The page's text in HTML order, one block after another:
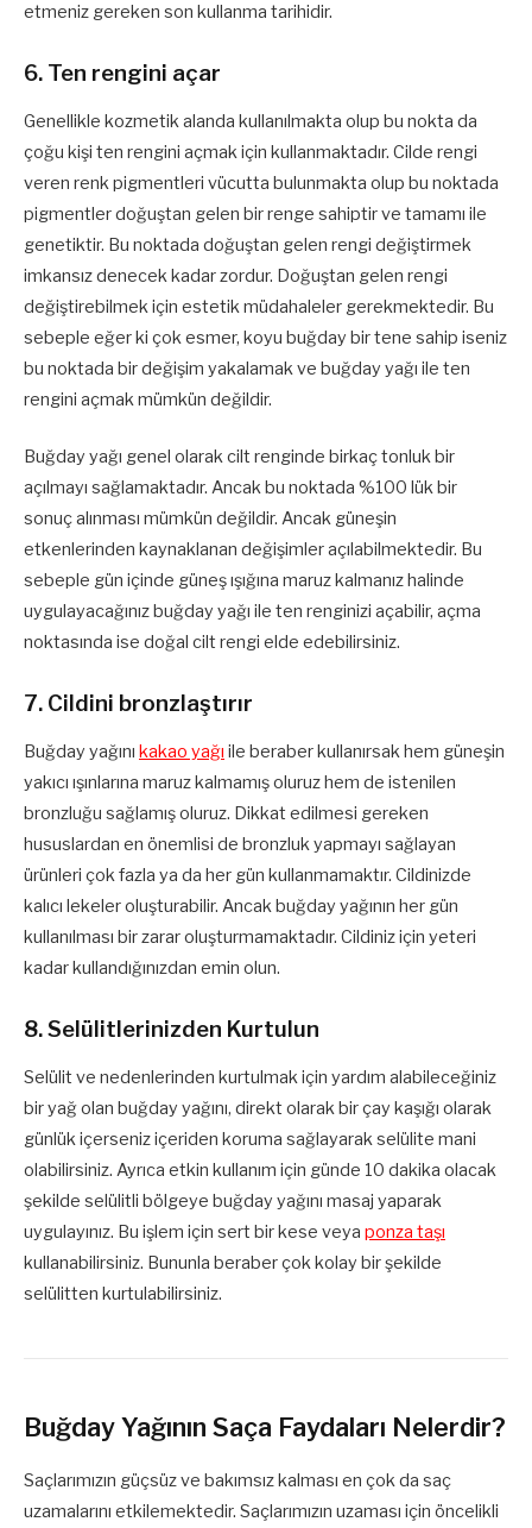
etmeniz gereken son kullanma tarihidir.
6. Ten rengini açar
Genellikle kozmetik alanda kullanılmakta olup bu nokta da
çoğu kişi ten rengini açmak için kullanmaktadır. Cilde rengi
veren renk pigmentleri vücutta bulunmakta olup bu noktada
pigmentler doğuştan gelen bir renge sahiptir ve tamamı ile
genetiktir. Bu noktada doğuştan gelen rengi değiştirmek
imkansız denecek kadar zordur. Doğuştan gelen rengi
değiştirebilmek için estetik müdahaleler gerekmektedir. Bu
sebeple eğer ki çok esmer, koyu buğday bir tene sahip iseniz
bu noktada bir değişim yakalamak ve buğday yağı ile ten
rengini açmak mümkün değildir.
Buğday yağı genel olarak cilt renginde birkaç tonluk bir
açılmayı sağlamaktadır. Ancak bu noktada %100 lük bir
sonuç alınması mümkün değildir. Ancak güneşin
etkenlerinden kaynaklanan değişimler açılabilmektedir. Bu
sebeple gün içinde güneş ışığına maruz kalmanız halinde
uygulayacağınız buğday yağı ile ten renginizi açabilir, açma
noktasında ise doğal cilt rengi elde edebilirsiniz.
7. Cildini bronzlaştırır
Buğday yağını kakao yağı ile beraber kullanırsak hem güneşin
yakıcı ışınlarına maruz kalmamış oluruz hem de istenilen
bronzluğu sağlamış oluruz. Dikkat edilmesi gereken
hususlardan en önemlisi de bronzluk yapmayı sağlayan
ürünleri çok fazla ya da her gün kullanmamaktır. Cildinizde
kalıcı lekeler oluşturabilir. Ancak buğday yağının her gün
kullanılması bir zarar oluşturmamaktadır. Cildiniz için yeteri
kadar kullandığınızdan emin olun.
8. Selülitlerinizden Kurtulun
Selülit ve nedenlerinden kurtulmak için yardım alabileceğiniz
bir yağ olan buğday yağını, direkt olarak bir çay kaşığı olarak
günlük içerseniz içeriden koruma sağlayarak selülite mani
olabilirsiniz. Ayrıca etkin kullanım için günde 10 dakika olacak
şekilde selülitli bölgeye buğday yağını masaj yaparak
uygulayınız. Bu işlem için sert bir kese veya ponza taşı
kullanabilirsiniz. Bununla beraber çok kolay bir şekilde
selülitten kurtulabilirsiniz.
Buğday Yağının Saça Faydaları Nelerdir?
Saçlarımızın güçsüz ve bakımsız kalması en çok da saç
uzamalarını etkilemektedir. Saçlarımızın uzaması için öncelikli